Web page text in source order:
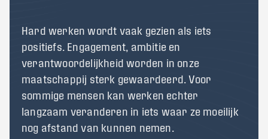
Hard werken wordt vaak gezien als iets
positiefs. Engagement, ambitie en
verantwoordelijkheid worden in onze
maatschappij sterk gewaardeerd. Voor
sommige mensen kan werken echter
langzaam veranderen in iets waar ze moeilijk
nog afstand van kunnen nemen.